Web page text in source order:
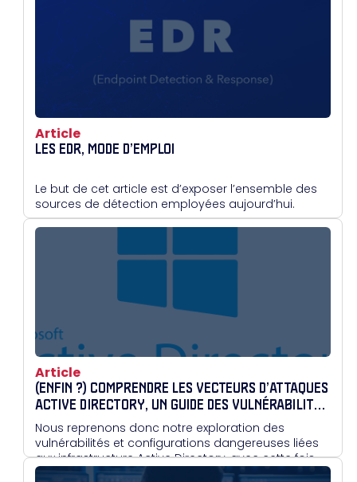
Article
LES EDR, MODE D’EMPLOI
Le but de cet article est d’exposer l’ensemble des
sources de détection employées aujourd’hui.
Article
(ENFIN ?) COMPRENDRE LES VECTEURS D’ATTAQUES
ACTIVE DIRECTORY, UN GUIDE DES VULNÉRABILITÉS
ET CONFIGURATIONS DANGEREUSES : PARTIE II
Nous reprenons donc notre exploration des
vulnérabilités et configurations dangereuses liées
aux infrastructure Active Directory, avec cette fois-ci
un petit focus sur le protocole Kerberos !